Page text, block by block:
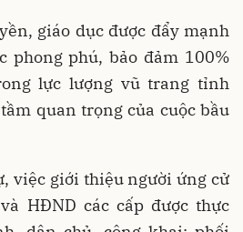
giáo dục được đẩy mạnh
phong phú, bảo đảm 100%
lực lượng vũ trang tỉnh
quan trọng của cuộc bầu
việc giới thiệu người ứng cử
HĐND các cấp được thực